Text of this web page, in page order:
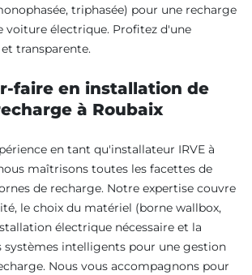
triphasée) pour une recharge
voiture électrique. Profitez d'une
transparente.
faire en installation de
à Roubaix
en tant qu'installateur IRVE à
maîtrisons toutes les facettes de
de recharge. Notre expertise couvre
le choix du matériel (borne wallbox,
électrique nécessaire et la
systèmes intelligents pour une gestion
Nous vous accompagnons pour